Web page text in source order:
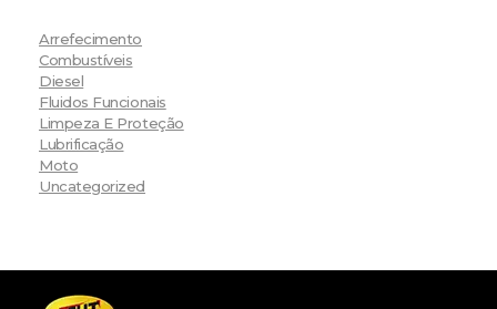
Arrefecimento
Combustíveis
Diesel
Fluidos Funcionais
Limpeza E Proteção
Lubrificação
Moto
Uncategorized